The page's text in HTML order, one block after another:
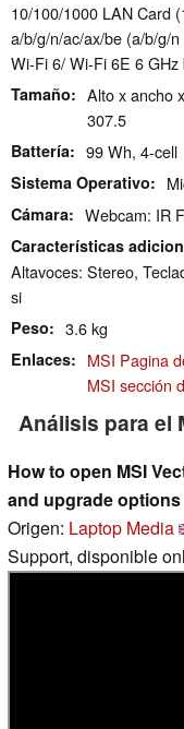
10/100/1000 LAN Card
a/​b/​g/​n/​ac/​ax/​be (a/b/g/
Wi-Fi 6/ Wi-Fi 6E 6
Tamaño
Alto x ancho
307.5
Battería 99 Wh, 4-cell
Sistema Operativo
Cámara Webcam: IR
Características
Altavoces: Stereo,
si
Peso 3.6 kg
Enlaces
MSI Pagina
MSI sección
Análisis para el
How to open MSI
and upgrade options
Origen: Laptop Media
Support, disponible